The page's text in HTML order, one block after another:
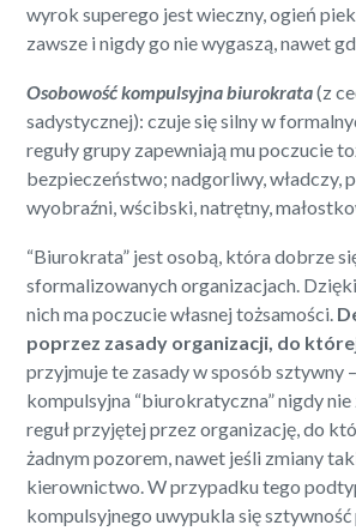
wyrok superego jest wieczny, ogień
zawsze i nigdy go nie wygaszą, nawet
Osobowość kompulsyjna biurokrata(z
sadystycznej): czuje się silny w
reguły grupy zapewniają mu poczucie
bezpieczeństwo; nadgorliwy, władczy,
wyobraźni, wścibski, natrętny,
“Biurokrata” jest osobą, która dobrze
sformalizowanych organizacjach.
nich ma poczucie własnej tożsamości.
poprzez zasady organizacji, do
przyjmuje te zasady w sposób sztywny
kompulsyjna “biurokratyczna” nigdy nie
reguł przyjętej przez organizację, do
żadnym pozorem, nawet jeśli zmiany
kierownictwo. W przypadku tego
kompulsyjnego uwypukla się